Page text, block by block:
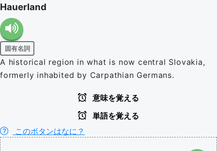
Hauerland
固有名詞
A historical region in what is now central Slovakia,
formerly inhabited by Carpathian Germans.
意味を覚える
単語を覚える
このボタンはなに？